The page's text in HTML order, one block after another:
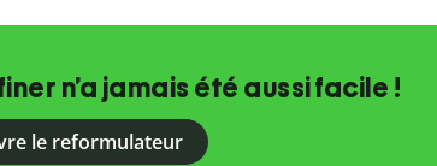
n’a jamais été aussi facile !
le reformulateur